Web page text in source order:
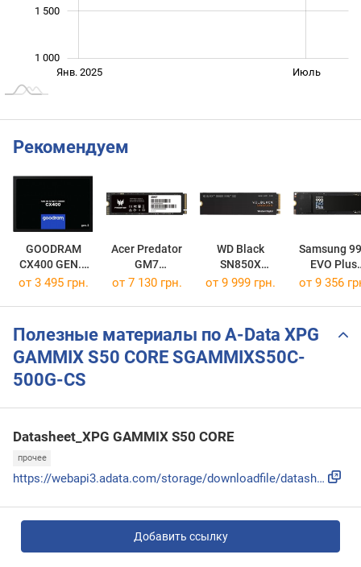
1 000
1 500
L
Окт.
Янв. 2025
Янв. 2026
Июль Июль
Рекомендуем
GOODRAM
CX400 GEN.2
SSDPR-CX400-512-G2
Acer Predator
GM7
BL.9BWWR.118
WD Black
SN850X
WDS100T2X0E
Samsung
EVO Plus
MZ-
от 3 495 грн. от 7 130 грн. от 9 999 грн. от 9 356
Полезные материалы по A-Data XPG
GAMMIX S50 CORE SGAMMIXS50C-
500G-CS
Datasheet_XPG GAMMIX S50 CORE
прочее
https://webapi3.adata.com/storage/downloadfile/datasheet_xp...
Добавить ссылку